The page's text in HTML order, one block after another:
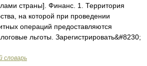
страны]. Финанс. 1. Территория
на которой при проведении
операций предоставляются
льготы. Зарегистрировать&#8230;
словарь